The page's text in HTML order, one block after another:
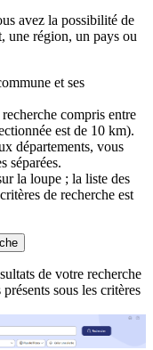
avez la possibilité de
une région, un pays ou
et ses
compris entre
est de 10 km).
départements, vous
séparées.
la loupe ; la liste des
de recherche est
de votre recherche
sous les critères